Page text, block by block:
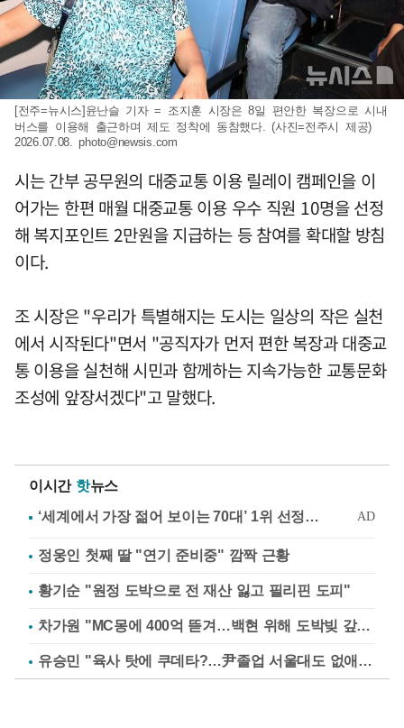
[전주=뉴시스]윤난슬 기자 = 조지훈 시장은 8일 편안한 복장으로 시내
버스를 이용해 출근하며 제도 정착에 동참했다. (사진=전주시 제공)
2026.07.08.photo@newsis.com
시는 간부 공무원의 대중교통 이용 릴레이 캠페인을 이
어가는 한편 매월 대중교통 이용 우수 직원 10명을 선정
해 복지포인트 2만원을 지급하는 등 참여를 확대할 방침
이다.
조 시장은 "우리가 특별해지는 도시는 일상의 작은 실천
에서 시작된다"면서 "공직자가 먼저 편한 복장과 대중교
통 이용을 실천해 시민과 함께하는 지속가능한 교통문화
조성에 앞장서겠다"고 말했다.
이시간 핫뉴스
정웅인 첫째 딸 "연기 준비중" 깜짝 근황
황기순 "원정 도박으로 전 재산 잃고 필리핀 도피"
차가원 "MC몽에 400억 뜯겨…백현 위해 도박빚 갚아줘"
유승민 "육사 탓에 쿠데타?…尹졸업 서울대도 없애나"